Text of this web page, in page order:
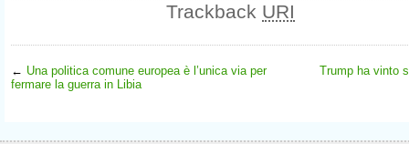
Trackback URI
← Una politica comune europea è l’unica via per
fermare la guerra in Libia
Trump ha vinto